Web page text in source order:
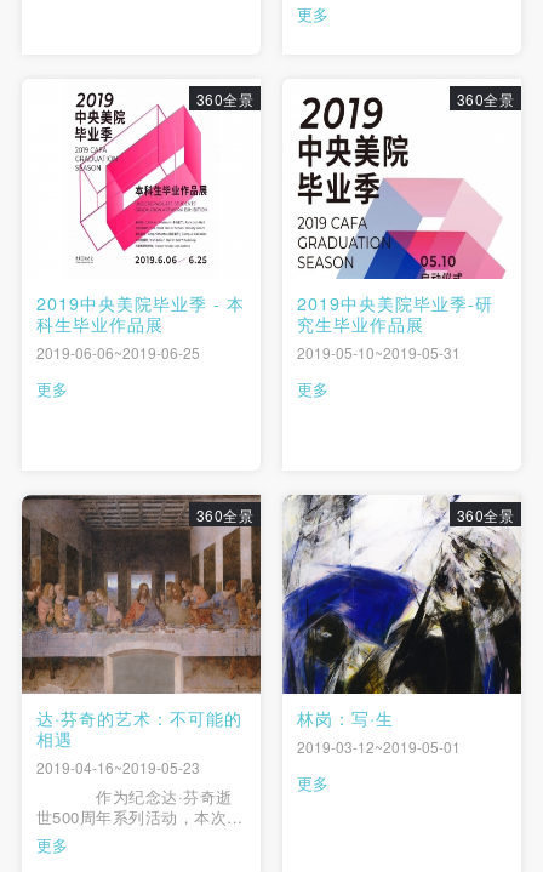
更多
360全景
2019中央美院毕业季 - 本
科生毕业作品展
2019-06-06~2019-06-25
更多
360全景
2019中央美院毕业季-研
究生毕业作品展
2019-05-10~2019-05-31
更多
360全景
达·芬奇的艺术：不可能的
相遇
2019-04-16~2019-05-23
作为纪念达·芬奇逝
世500周年系列活动，本次展
览利用“Opera Omnia”技术，
通过展示高度清晰且尺寸等
更多
360全景
林岗：写·生
2019-03-12~2019-05-01
更多
快捷登录 帐号密码登录
手机号码
手机号码将作为您的登录账号